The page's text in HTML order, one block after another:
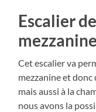
Escalier
Cet escalier va
mezzanine et donc
mais aussi à la
nous avons la